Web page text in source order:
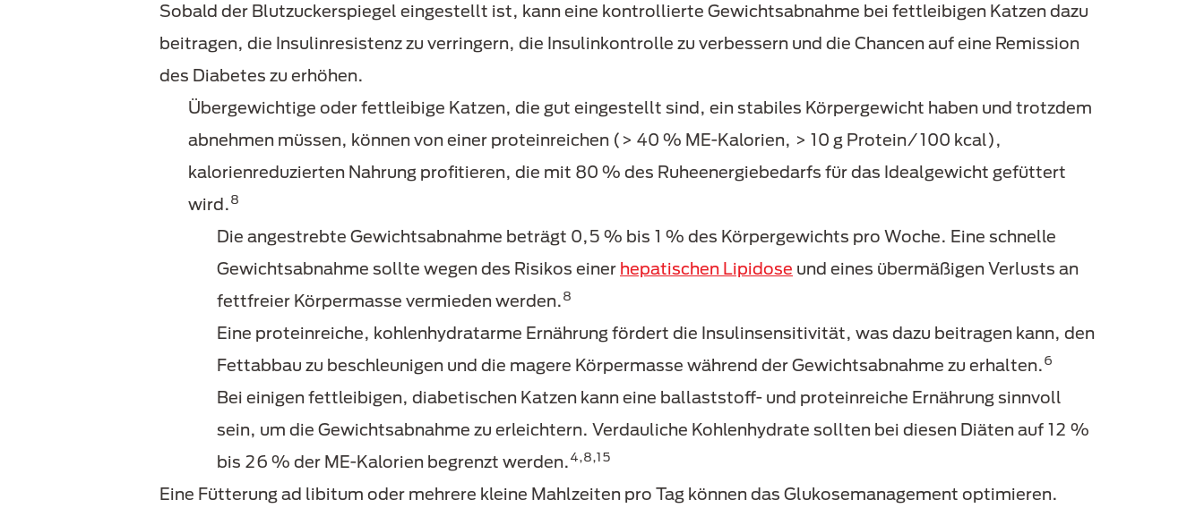
Sobald der Blutzuckerspiegel eingestellt ist, kann eine kontrollierte Gewichtsabnahme bei fettleibigen Katzen dazu
beitragen, die Insulinresistenz zu verringern, die Insulinkontrolle zu verbessern und die Chancen auf eine Remission
des Diabetes zu erhöhen.
Übergewichtige oder fettleibige Katzen, die gut eingestellt sind, ein stabiles Körpergewicht haben und trotzdem
abnehmen müssen, können von einer proteinreichen (> 40 % ME-Kalorien, > 10 g Protein/100 kcal),
kalorienreduzierten Nahrung profitieren, die mit 80 % des Ruheenergiebedarfs für das Idealgewicht gefüttert
wird.8
Die angestrebte Gewichtsabnahme beträgt 0,5 % bis 1 % des Körpergewichts pro Woche. Eine schnelle
Gewichtsabnahme sollte wegen des Risikos einer hepatischen Lipidose und eines übermäßigen Verlusts an
fettfreier Körpermasse vermieden werden.8
Eine proteinreiche, kohlenhydratarme Ernährung fördert die Insulinsensitivität, was dazu beitragen kann, den
Fettabbau zu beschleunigen und die magere Körpermasse während der Gewichtsabnahme zu erhalten.6
Bei einigen fettleibigen, diabetischen Katzen kann eine ballaststoff- und proteinreiche Ernährung sinnvoll
sein, um die Gewichtsabnahme zu erleichtern. Verdauliche Kohlenhydrate sollten bei diesen Diäten auf 12 %
bis 26 % der ME-Kalorien begrenzt werden.4,8,15
Eine Fütterung ad libitum oder mehrere kleine Mahlzeiten pro Tag können das Glukosemanagement optimieren.